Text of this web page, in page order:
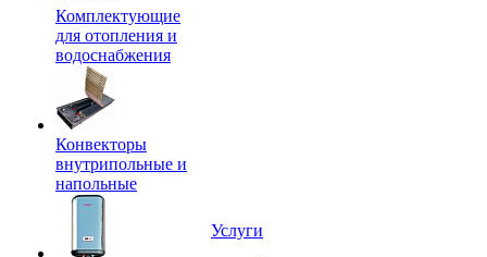
Комплектующие
для отопления и
водоснабжения
Конвекторы
внутрипольные и
напольные
Услуги